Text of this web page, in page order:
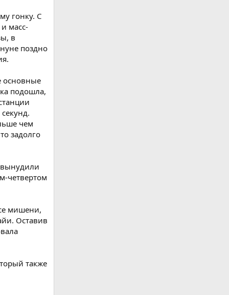
гонку. С
масс-
в
поздно
основные
подошла,
чем
задолго
вынудили
четвертом
мишени,
Оставив
также